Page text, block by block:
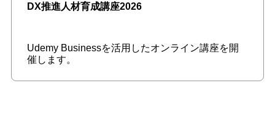
DX推進人材育成講座2026
Udemy Businessを活用したオンライン講座を開
催します。